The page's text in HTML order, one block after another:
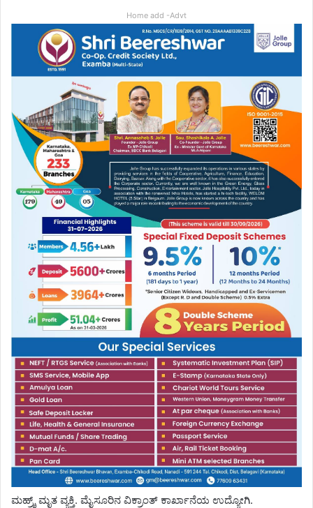
Home add -Advt
ಮಹ್ರ‍್ಶ್ ಮೃತ ವ್ಯಕ್ತಿ. ಮೈಸೂರಿನ ವಿಕ್ರಾಂತ್ ಕಾರ್ಖಾನೆಯ ಉದ್ಯೋಗಿ.